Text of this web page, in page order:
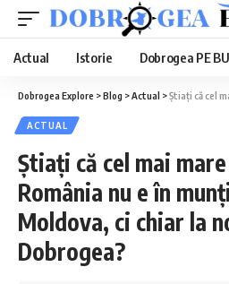
Actual Istorie Dobrogea PE
Dobrogea Explore >Blog >Actual >Știați că cel mai mare lac
ACTUAL
Știați că cel mai
România nu e în
Moldova, ci chiar la
Dobrogea?